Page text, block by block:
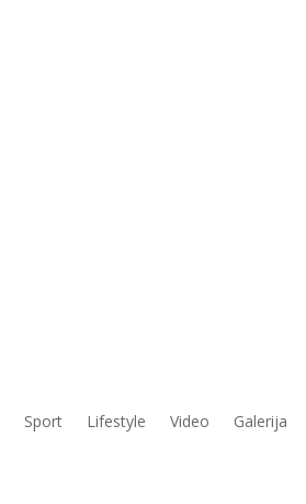
Sport Lifestyle Video Galerija